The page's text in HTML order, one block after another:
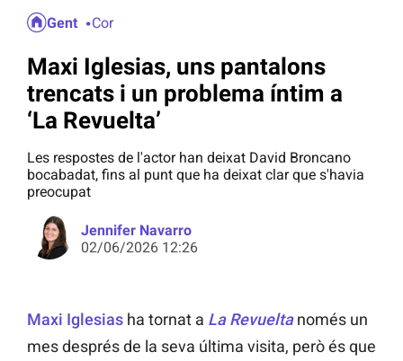
Gent Cor
Maxi Iglesias, uns pantalons
trencats i un problema íntim a
‘La Revuelta’
Les respostes de l'actor han deixat David Broncano
bocabadat, fins al punt que ha deixat clar que s'havia
preocupat
Jennifer Navarro
02/06/2026 12:26
Maxi Iglesias ha tornat a La Revueltanomés un
mes després de la seva última visita, però és que